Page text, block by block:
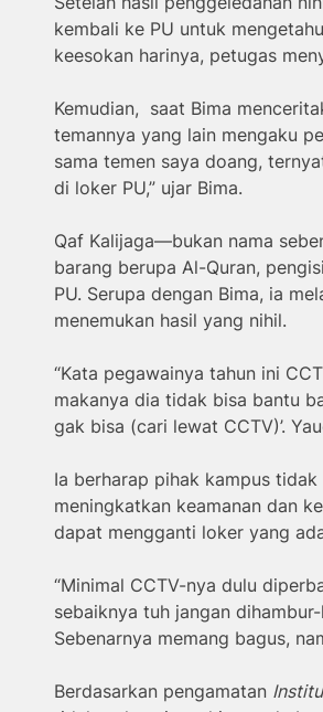
kembali ke PU untuk
keesokan harinya, petugas
Kemudian, saat Bima
temannya yang lain mengaku
sama temen saya doang,
di loker PU,” ujar Bima.
Qaf Kalijaga—bukan nama
barang berupa Al-Quran,
PU. Serupa dengan Bima, ia
menemukan hasil yang nihil.
“Kata pegawainya tahun ini
makanya dia tidak bisa bantu
gak bisa (cari lewat CCTV)’.
Ia berharap pihak kampus
meningkatkan keamanan dan
dapat mengganti loker yang
“Minimal CCTV-nya dulu
sebaiknya tuh jangan
Sebenarnya memang bagus,
Berdasarkan pengamatan